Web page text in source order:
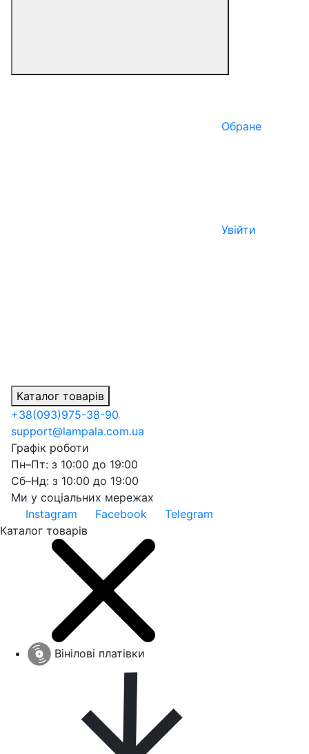
Обране
Увійти
Каталог товарів
+38(093)975-38-90
support@lampala.com.ua
Графік роботи
Пн–Пт: з 10:00 до 19:00
Сб–Нд: з 10:00 до 19:00
Ми у соціальних мережах
Instagram
Facebook
Telegram
Каталог товарів
Вінілові платівки